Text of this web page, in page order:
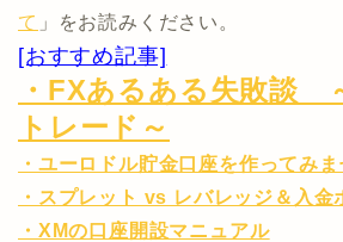
て 」をお読みください。
[おすすめ記事]
・FXあるある失敗談
トレード～
・ユーロドル貯金口座を作ってみま
・スプレット vs レバレッジ＆入金
・XMの口座開設マニュアル